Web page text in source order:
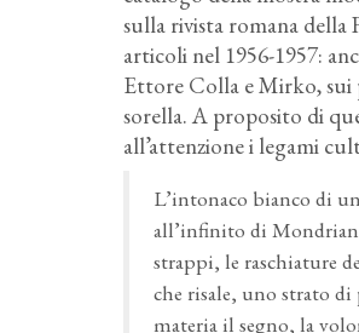
sulla rivista romana della
articoli nel 1956-1957:
Ettore Colla e Mirko, sui
sorella. A proposito di
all’attenzione i legami
L’intonaco bianco di
all’infinito di
strappi, le raschiature
che risale, uno strato
materia il segno, la